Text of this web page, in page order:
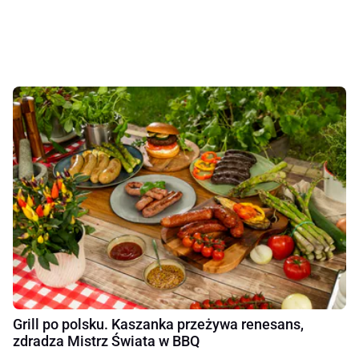
Grill po polsku. Kaszanka przeżywa renesans,
zdradza Mistrz Świata w BBQ